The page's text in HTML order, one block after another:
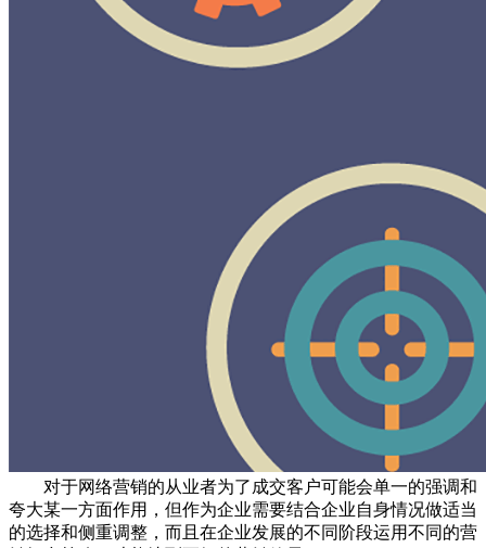
对于网络营销的从业者为了成交客户可能会单一的强调和
夸大某一方面作用，但作为企业需要结合企业自身情况做适当
的选择和侧重调整，而且在企业发展的不同阶段运用不同的营